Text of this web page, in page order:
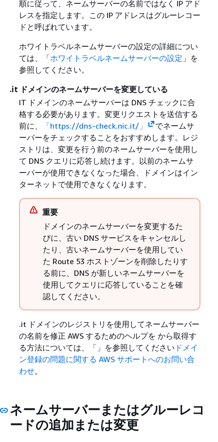
順に従って、ネームサーバーの名前ではなく IP アド
レスを指定します。この IP アドレスはグルーレコー
ドと呼ばれています。
ホワイトラベルネームサーバーの設定の詳細につい
ては、「ホワイトラベルネームサーバーの設定 」を
参照してください。
.it ドメインのネームサーバーを変更している
IT ドメインのネームサーバーは DNS チェックに合
格する必要があります。変更リクエストを送信する
前に、
「https://dns-check.nic.it/」
でネームサ
ーバーをチェックすることをおすすめします。レジ
ストリは、変更を行う前のネームサーバーを使用し
て DNS クエリに応答し続けます。以前のネームサ
ーバーが使用できなくなった場合、ドメインはイン
ターネットで使用できなくなります。
重要
ドメインのネームサーバーを変更するた
びに、古い DNS サービスをキャンセルし
たり、古いネームサーバーを使用してい
た Route 53 ホストゾーンを削除したりす
る前に、DNS が新しいネームサーバーを
使用してクエリに応答していることを確
認してください。
.it ドメインのレジストリを使用してネームサーバー
の名前を修正 AWS するためのヘルプを から取得す
る方法については、「」を参照してください ドメイ
ン登録の問題に関する AWS サポートへのお問い合
わせ。
ネームサーバーまたはグルーレコ
ードの追加または変更